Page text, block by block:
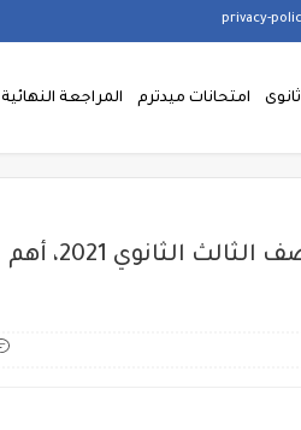
ثانوى امتحانات ميدترم المراجعة النهائية
نماذج امتحانات كتاب جيم النهائية لغة إنجليزية للصف الثالث الثانوي 2021، أهم